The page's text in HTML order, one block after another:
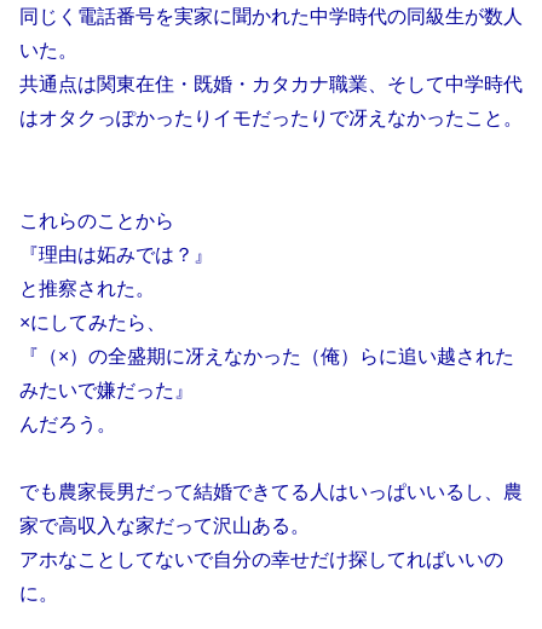
同じく電話番号を実家に聞かれた中学時代の同級生が数人
いた。
共通点は関東在住・既婚・カタカナ職業、そして中学時代
はオタクっぽかったりイモだったりで冴えなかったこと。
これらのことから
『理由は妬みでは？』
と推察された。
×にしてみたら、
『（×）の全盛期に冴えなかった（俺）らに追い越された
みたいで嫌だった』
んだろう。
でも農家長男だって結婚できてる人はいっぱいいるし、農
家で高収入な家だって沢山ある。
アホなことしてないで自分の幸せだけ探してればいいの
に。